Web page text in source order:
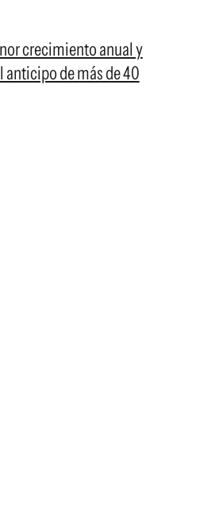
crecimiento anual y
de más de 40